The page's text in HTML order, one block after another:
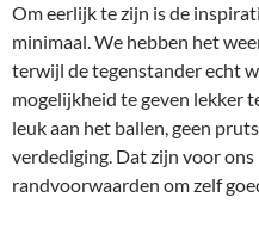
Om eerlijk te zijn is de
minimaal. We hebben het
terwijl de tegenstander echt
mogelijkheid te geven lekker
leuk aan het ballen, geen
verdediging. Dat zijn voor
randvoorwaarden om zelf